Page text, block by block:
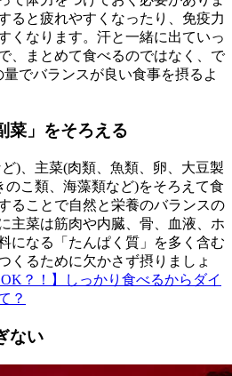
ると疲れやすくなったり、免疫力
くなります。汗と一緒に出ていっ
、まとめて食べるのではなく、で
でバランスが良い食事を摂るよ
菜」をそろえる
)、主菜(肉類、魚類、卵、大豆製
こ類、海藻類など)をそろえて食
ることで自然と栄養のバランスの
主菜は筋肉や内臓、骨、血液、ホ
になる「たんぱく質」を多く含む
くるために欠かさず摂りましょ
？！】しっかり食べるからダイ
？
ない